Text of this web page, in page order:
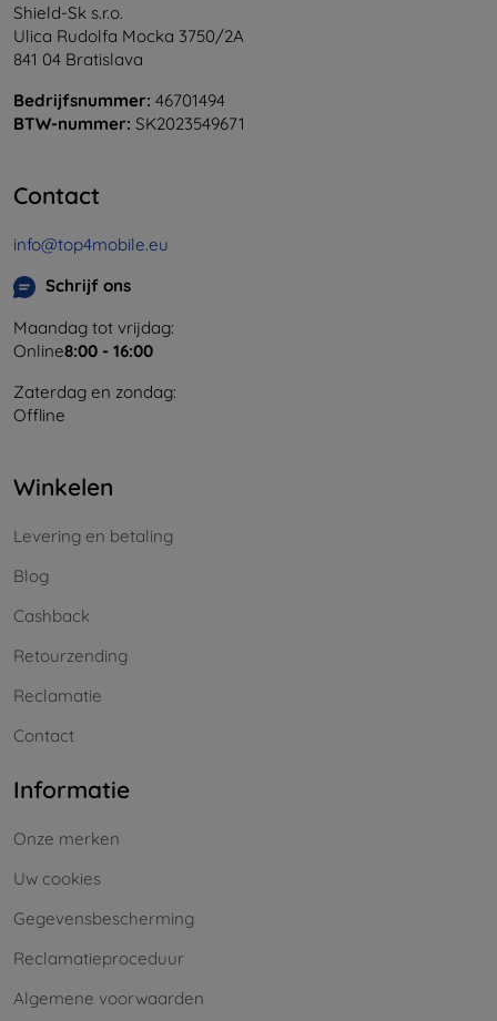
Shield-Sk s.r.o.
Ulica Rudolfa Mocka 3750/2A
841 04 Bratislava
Bedrijfsnummer: 46701494
BTW-nummer: SK2023549671
Contact
info@top4mobile.eu
Schrijf ons
Maandag tot vrijdag:
Online8:00 - 16:00
Zaterdag en zondag:
Offline
Winkelen
Levering en betaling
Blog
Cashback
Retourzending
Reclamatie
Contact
Informatie
Onze merken
Uw cookies
Gegevensbescherming
Reclamatieproceduur
Algemene voorwaarden